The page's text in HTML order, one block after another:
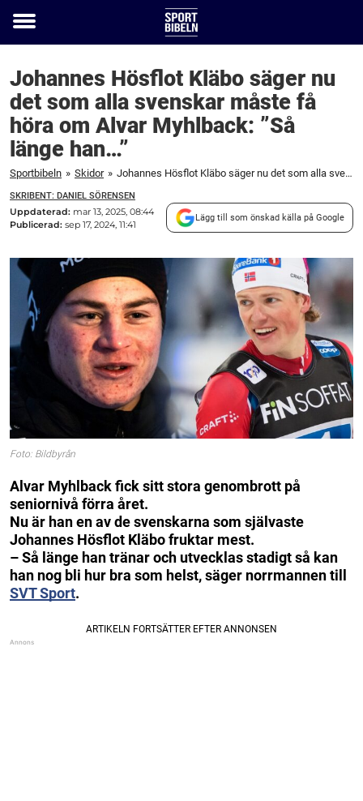
Toggle
Johannes Hösflot Kläbo säger nu
det som alla svenskar måste få
höra om Alvar Myhlback: ”Så
länge han…”
Sportbibeln » Skidor » Johannes Hösflot Kläbo säger nu det som alla svenskar måste få höra om Alvar Myhlback: ”Så länge han...”
SKRIBENT: DANIEL SÖRENSEN
Uppdaterad: mar 13, 2025, 08:44
Publicerad: sep 17, 2024, 11:41
Lägg till som önskad källa på Google
Foto: Bildbyrån
Alvar Myhlback fick sitt stora genombrott på
seniornivå förra året.
Nu är han en av de svenskarna som självaste
Johannes Hösflot Kläbo fruktar mest.
– Så länge han tränar och utvecklas stadigt så kan
han nog bli hur bra som helst, säger norrmannen till
SVT Sport.